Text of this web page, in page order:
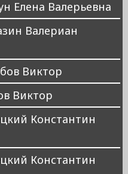
Елена Валерьевна
Валериан
Виктор
Виктор
Константин
Константин